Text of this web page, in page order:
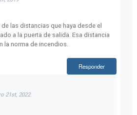
las distancias que haya desde el
a la puerta de salida. Esa distancia
la norma de incendios.
Responder
21st, 2022